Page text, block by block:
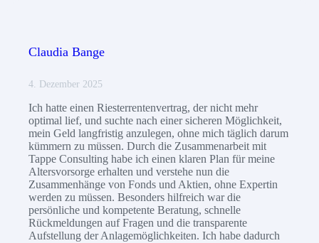
Claudia Bange
4. Dezember 2025
Ich hatte einen Riesterrentenvertrag, der nicht mehr
optimal lief, und suchte nach einer sicheren Möglichkeit,
mein Geld langfristig anzulegen, ohne mich täglich darum
kümmern zu müssen. Durch die Zusammenarbeit mit
Tappe Consulting habe ich einen klaren Plan für meine
Altersvorsorge erhalten und verstehe nun die
Zusammenhänge von Fonds und Aktien, ohne Expertin
werden zu müssen. Besonders hilfreich war die
persönliche und kompetente Beratung, schnelle
Rückmeldungen auf Fragen und die transparente
Aufstellung der Anlagemöglichkeiten. Ich habe dadurch